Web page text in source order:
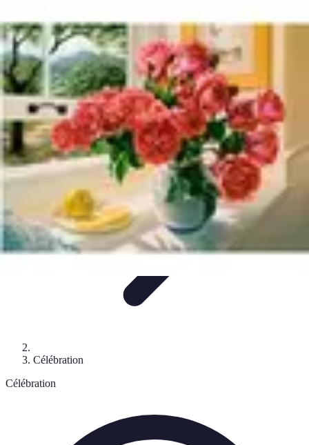
Idées et InspirationsDiscours et vœuxCadeaux et
souvenirs
CélébrationActivités et animations
Noces d'Or
Célébration
Célébration